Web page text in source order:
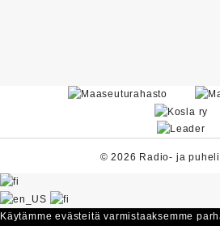
© 2026 Radio- ja
Käytämme evästeitä varmistaaksemme